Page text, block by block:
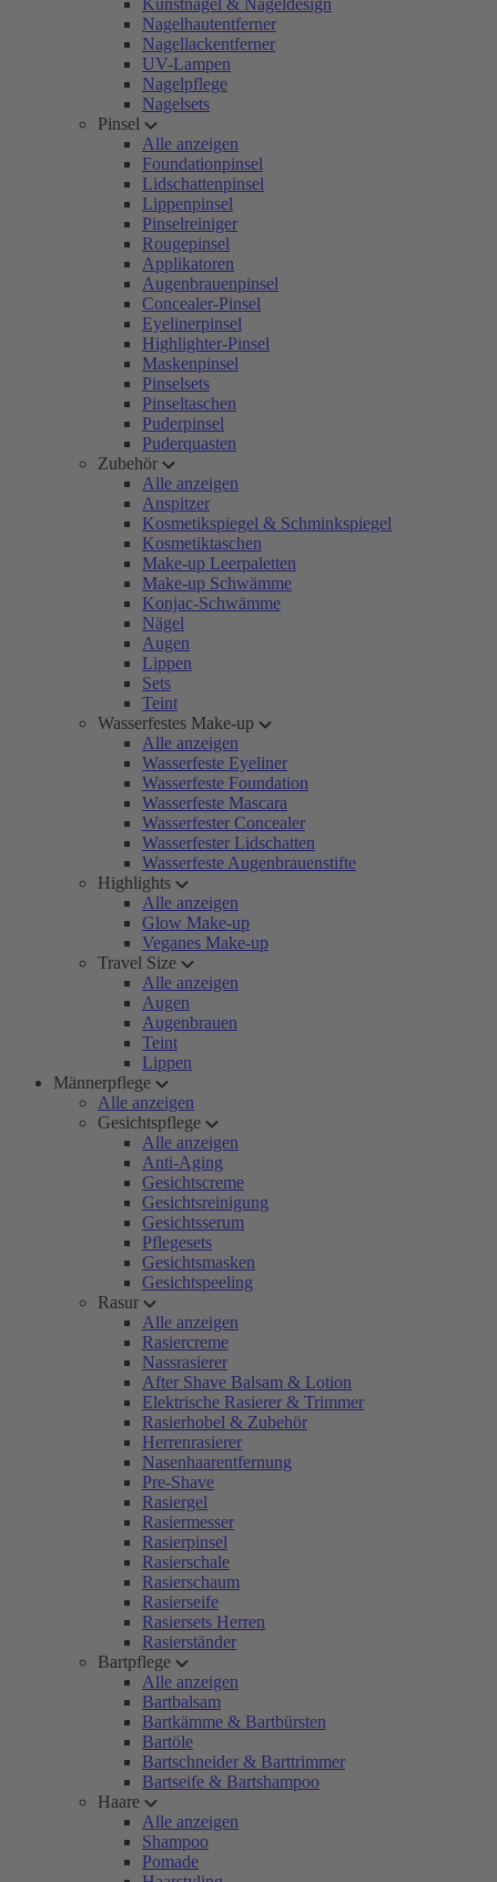
Kunstnägel & Nageldesign
Nagelhautentferner
Nagellackentferner
UV-Lampen
Nagelpflege
Nagelsets
Pinsel
Alle anzeigen
Foundationpinsel
Lidschattenpinsel
Lippenpinsel
Pinselreiniger
Rougepinsel
Applikatoren
Augenbrauenpinsel
Concealer-Pinsel
Eyelinerpinsel
Highlighter-Pinsel
Maskenpinsel
Pinselsets
Pinseltaschen
Puderpinsel
Puderquasten
Zubehör
Alle anzeigen
Anspitzer
Kosmetikspiegel & Schminkspiegel
Kosmetiktaschen
Make-up Leerpaletten
Make-up Schwämme
Konjac-Schwämme
Nägel
Augen
Lippen
Sets
Teint
Wasserfestes Make-up
Alle anzeigen
Wasserfeste Eyeliner
Wasserfeste Foundation
Wasserfeste Mascara
Wasserfester Concealer
Wasserfester Lidschatten
Wasserfeste Augenbrauenstifte
Highlights
Alle anzeigen
Glow Make-up
Veganes Make-up
Travel Size
Alle anzeigen
Augen
Augenbrauen
Teint
Lippen
Männerpflege
Alle anzeigen
Gesichtspflege
Alle anzeigen
Anti-Aging
Gesichtscreme
Gesichtsreinigung
Gesichtsserum
Pflegesets
Gesichtsmasken
Gesichtspeeling
Rasur
Alle anzeigen
Rasiercreme
Nassrasierer
After Shave Balsam & Lotion
Elektrische Rasierer & Trimmer
Rasierhobel & Zubehör
Herrenrasierer
Nasenhaarentfernung
Pre-Shave
Rasiergel
Rasiermesser
Rasierpinsel
Rasierschale
Rasierschaum
Rasierseife
Rasiersets Herren
Rasierständer
Bartpflege
Alle anzeigen
Bartbalsam
Bartkämme & Bartbürsten
Bartöle
Bartschneider & Barttrimmer
Bartseife & Bartshampoo
Haare
Alle anzeigen
Shampoo
Pomade